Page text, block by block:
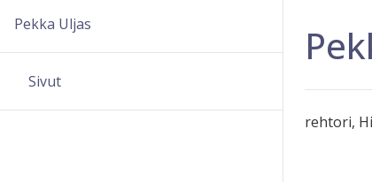
rehtori,
Pekka Uljas
Sivut